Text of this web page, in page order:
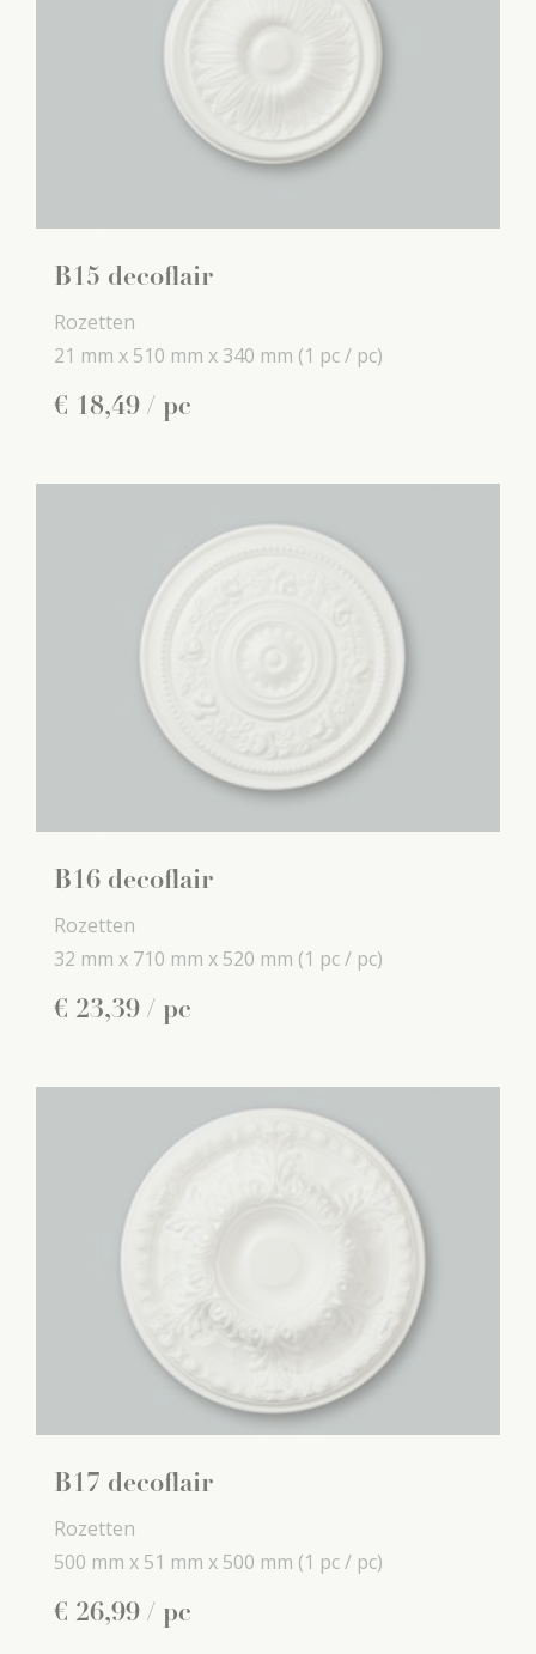
B15 decoflair
Rozetten
21 mm x 510 mm x 340 mm (1 pc / pc)
€ 18,49 / pc
B16 decoflair
Rozetten
32 mm x 710 mm x 520 mm (1 pc / pc)
€ 23,39 / pc
B17 decoflair
Rozetten
500 mm x 51 mm x 500 mm (1 pc / pc)
€ 26,99 / pc